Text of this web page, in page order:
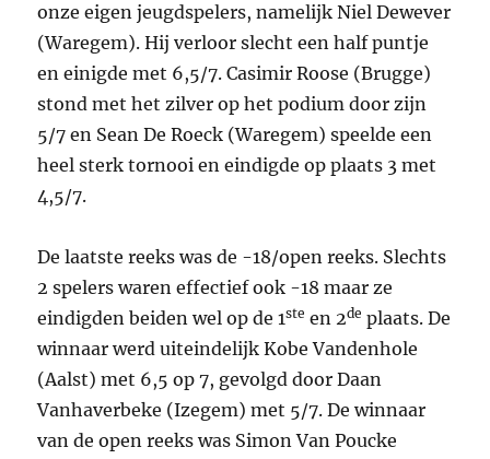
onze eigen jeugdspelers, namelijk Niel Dewever
(Waregem). Hij verloor slecht een half puntje
en einigde met 6,5/7. Casimir Roose (Brugge)
stond met het zilver op het podium door zijn
5/7 en Sean De Roeck (Waregem) speelde een
heel sterk tornooi en eindigde op plaats 3 met
4,5/7.
De laatste reeks was de -18/open reeks. Slechts
2 spelers waren effectief ook -18 maar ze
eindigden beiden wel op de 1ste en 2de plaats. De
winnaar werd uiteindelijk Kobe Vandenhole
(Aalst) met 6,5 op 7, gevolgd door Daan
Vanhaverbeke (Izegem) met 5/7. De winnaar
van de open reeks was Simon Van Poucke